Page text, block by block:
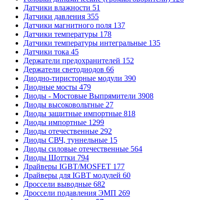
Датчики влажности 51
Датчики давления 355
Датчики магнитного поля 137
Датчики температуры 178
Датчики температуры интегральные 135
Датчики тока 45
Держатели предохранителей 152
Держатели светодиодов 66
Диодно-тиристорные модули 390
Диодные мосты 479
Диоды - Мостовые Выпрямители 3908
Диоды высоковольтные 27
Диоды защитные импортные 818
Диоды импортные 1299
Диоды отечественные 292
Диоды СВЧ, туннельные 15
Диоды силовые отечественные 564
Диоды Шоттки 794
Драйверы IGBT/MOSFET 177
Драйверы для IGBT модулей 60
Дроссели выводные 682
Дроссели подавления ЭМП 269